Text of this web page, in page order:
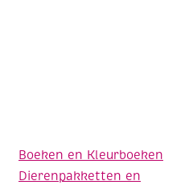
Boeken en Kleurboeken
Dierenpakketten en